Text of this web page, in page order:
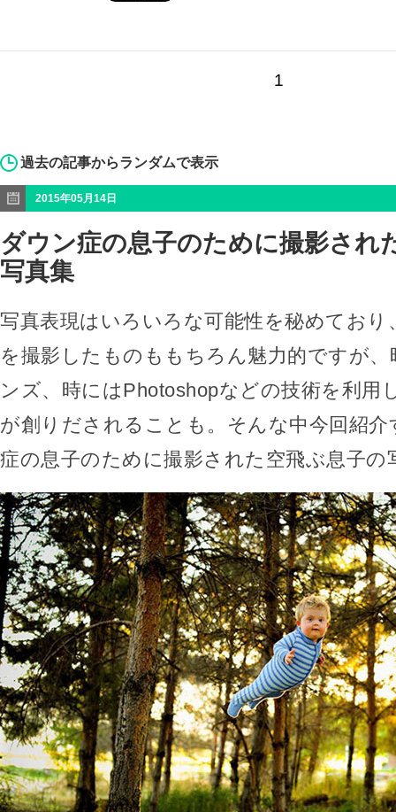
1
過去の記事からランダムで表示
2015年05月14日
ダウン症の息子のために撮影され
写真集
写真表現はいろいろな可能性を秘めており
を撮影したものももちろん魅力的ですが
ンズ、時にはPhotoshopなどの技術を利用
が創りだされることも。そんな中今回紹
症の息子のために撮影された空飛ぶ息子の